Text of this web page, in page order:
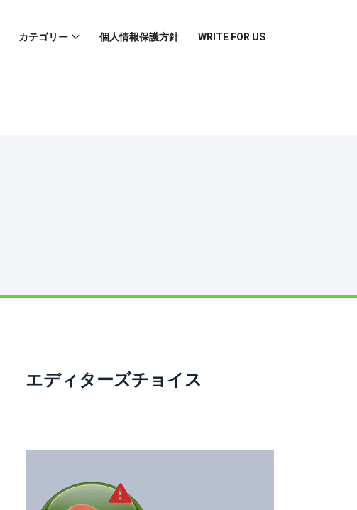
カテゴリー 個人情報保護方針 WRITE FOR US
エディターズチョイス